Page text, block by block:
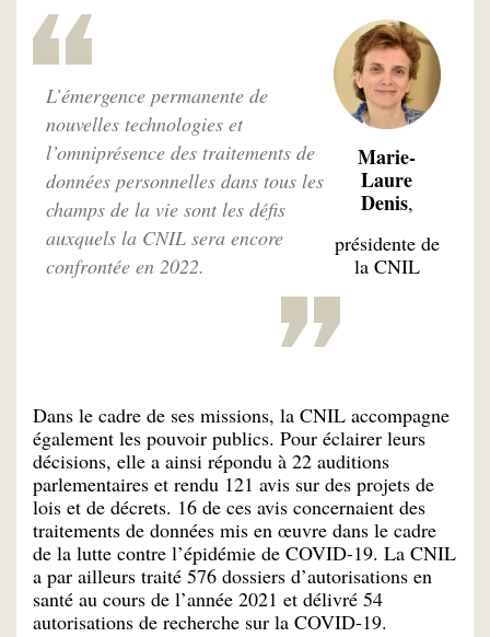
L’émergence permanente de
nouvelles technologies et
l’omniprésence des traitements de
données personnelles dans tous les
champs de la vie sont les défis
auxquels la CNIL sera encore
confrontée en 2022.
Marie-
Laure
Denis,
présidente de
la CNIL
Dans le cadre de ses missions, la CNIL accompagne
également les pouvoir publics. Pour éclairer leurs
décisions, elle a ainsi répondu à 22 auditions
parlementaires et rendu 121 avis sur des projets de
lois et de décrets. 16 de ces avis concernaient des
traitements de données mis en œuvre dans le cadre
de la lutte contre l’épidémie de COVID-19. La CNIL
a par ailleurs traité 576 dossiers d’autorisations en
santé au cours de l’année 2021 et délivré 54
autorisations de recherche sur la COVID-19.